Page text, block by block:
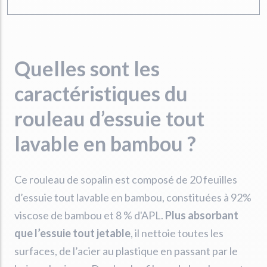
Quelles sont les
caractéristiques du
rouleau d’essuie tout
lavable en bambou ?
Ce rouleau de sopalin est composé de 20 feuilles
d’essuie tout lavable en bambou, constituées à 92%
viscose de bambou et 8 % d'APL. Plus absorbant
que l’essuie tout jetable, il nettoie toutes les
surfaces, de l’acier au plastique en passant par le